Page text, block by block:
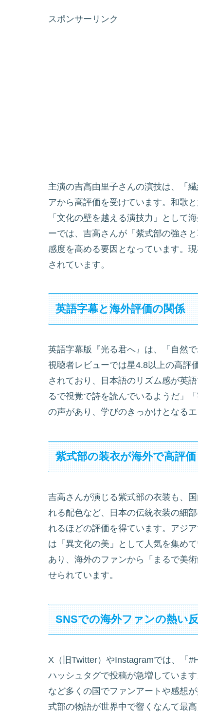
スポンサーリンク
主演の吉高由里子さんの演技は、「
アから高評価を受けています。和歌
「文化の壁を越える演技力」として
ーでは、吉高さんが「紫式部の強さ
感度を高める要因となっています。
されています。
英語字幕と海外評価の関係
英語字幕版『光る君へ』は、「自然
視聴者レビューでは星4.8以上の高評
されており、日本語のリズム感が英
るで視覚で詩を読んでいるようだ」
の声があり、学びのきっかけとなる
紫式部の装衣が海外で高評価
吉高さんが演じる紫式部の衣装も、
れる配色など、日本の伝統衣装の細
れるほどの評価を得ています。アジ
は「異文化の美」として人気を集め
あり、海外のファンから「まるで美
せられています。
SNSでの海外ファンの熱い
X（旧Twitter）やInstagramでは、「
ハッシュタグで投稿が急増していま
など多くの国でファンアートや感想
式部の物語が世界中で響くなんて最